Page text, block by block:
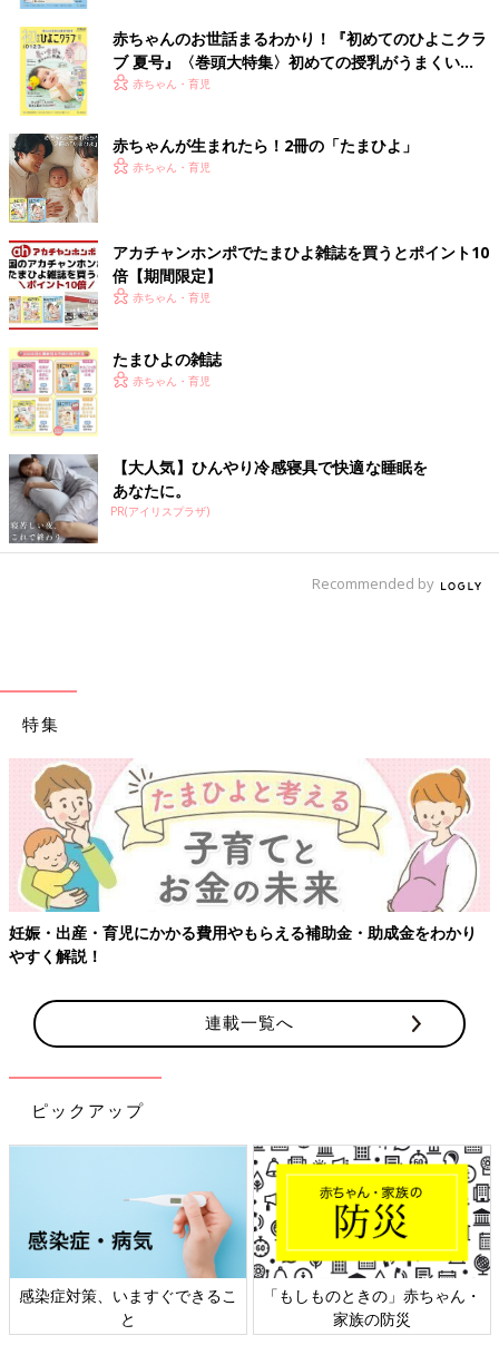
赤ちゃんのお世話まるわかり！『初めてのひよこクラ
ブ 夏号』〈巻頭大特集〉初めての授乳がうまくい
く！ おっぱい・ミルクの基本と夏のトラブル 解決テ
赤ちゃん・育児
赤ちゃんが生まれたら！2冊の「たまひよ」
赤ちゃん・育児
アカチャンホンポでたまひよ雑誌を買うとポイント10
倍【期間限定】
赤ちゃん・育児
たまひよの雑誌
赤ちゃん・育児
【大人気】ひんやり冷感寝具で快適な睡眠を
あなたに。
PR(アイリスプラザ)
Recommended by
特集
妊娠・出産・育児にかかる費用やもらえる補助金・助成金をわかり
やすく解説！
連載一覧へ
ピックアップ
感染症対策、いますぐできるこ
と
「もしものときの」赤ちゃん・
家族の防災